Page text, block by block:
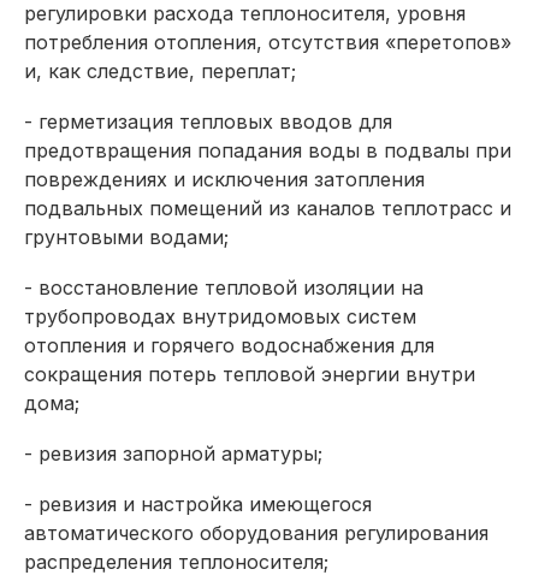
регулировки расхода теплоносителя, уровня
потребления отопления, отсутствия «перетопов»
и, как следствие, переплат;
- герметизация тепловых вводов для
предотвращения попадания воды в подвалы при
повреждениях и исключения затопления
подвальных помещений из каналов теплотрасс и
грунтовыми водами;
- восстановление тепловой изоляции на
трубопроводах внутридомовых систем
отопления и горячего водоснабжения для
сокращения потерь тепловой энергии внутри
дома;
- ревизия запорной арматуры;
- ревизия и настройка имеющегося
автоматического оборудования регулирования
распределения теплоносителя;